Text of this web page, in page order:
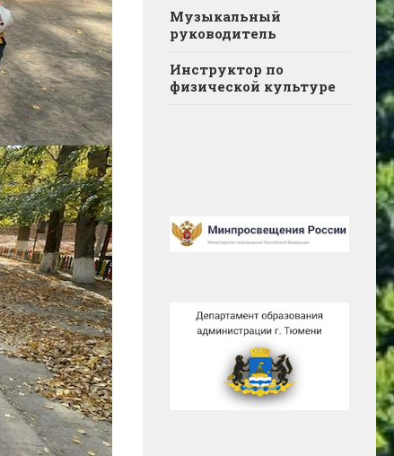
Музыкальный
руководитель
Инструктор по
физической культуре